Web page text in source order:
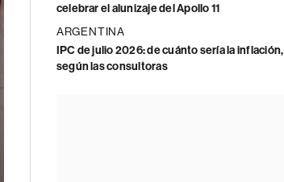
celebrar el alunizaje del Apollo 11
ARGENTINA
IPC de julio 2026: de cuánto sería la inflación,
según las consultoras